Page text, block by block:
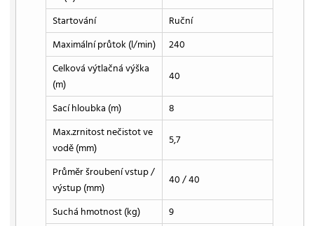
Startování
Ruční
Maximální průtok (l/min)
240
Celková výtlačná výška
(m)
40
Sací hloubka (m)
8
Max.zrnitost nečistot ve
vodě (mm)
5,7
Průměr šroubení vstup /
výstup (mm)
40 / 40
Suchá hmotnost (kg)
9